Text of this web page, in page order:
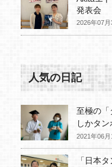
発表会
2026年07月
人気の日記
至極の「
しかタ
2021年06月
「日本